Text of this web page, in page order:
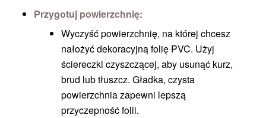
Przygotuj powierzchnię:
Wyczyść powierzchnię, na której chcesz
nałożyć dekoracyjną folię PVC. Użyj
ściereczki czyszczącej, aby usunąć kurz,
brud lub tłuszcz. Gładka, czysta
powierzchnia zapewni lepszą
przyczepność folii.